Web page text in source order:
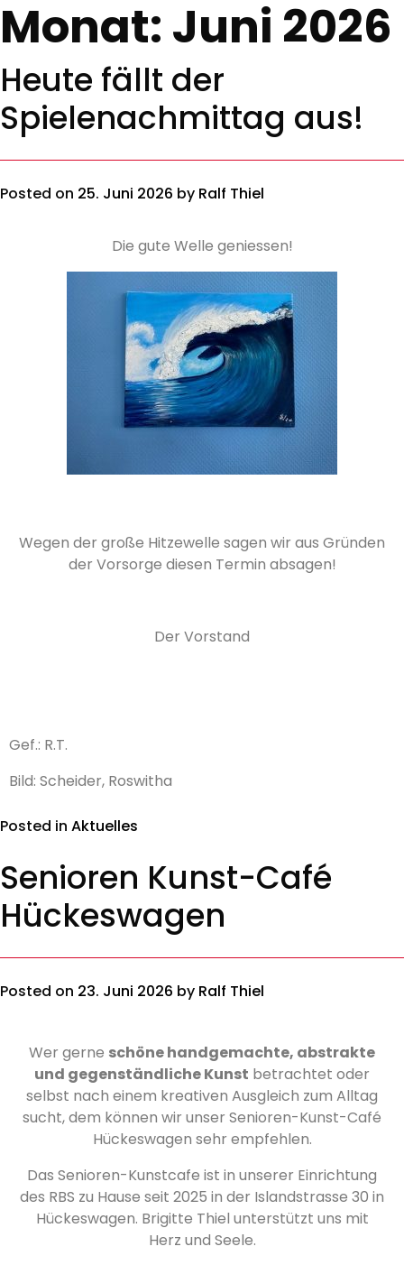
Monat: Juni 2026
Heute fällt der
Spielenachmittag aus!
Posted on 25. Juni 2026 by Ralf Thiel
Die gute Welle geniessen!
Wegen der große Hitzewelle sagen wir aus Gründen
der Vorsorge diesen Termin absagen!
Der Vorstand
Gef.: R.T.
Bild: Scheider, Roswitha
Posted in Aktuelles
Senioren Kunst-Café
Hückeswagen
Posted on 23. Juni 2026 by Ralf Thiel
Wer gerne schöne handgemachte, abstrakte
und gegenständliche Kunst betrachtet oder
selbst nach einem kreativen Ausgleich zum Alltag
sucht, dem können wir unser Senioren-Kunst-Café
Hückeswagen sehr empfehlen.
Das Senioren-Kunstcafe ist in unserer Einrichtung
des RBS zu Hause seit 2025 in der Islandstrasse 30 in
Hückeswagen. Brigitte Thiel unterstützt uns mit
Herz und Seele.